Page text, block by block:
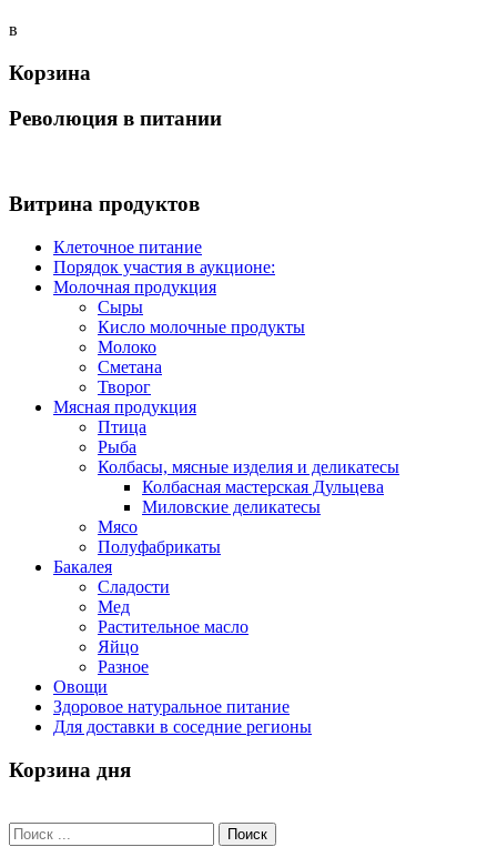
в
Корзина
Революция в питании
Витрина продуктов
Клеточное питание
Порядок участия в аукционе:
Молочная продукция
Сыры
Кисло молочные продукты
Молоко
Сметана
Творог
Мясная продукция
Птица
Рыба
Колбасы, мясные изделия и деликатесы
Колбасная мастерская Дульцева
Миловские деликатесы
Мясо
Полуфабрикаты
Бакалея
Сладости
Мед
Растительное масло
Яйцо
Разное
Овощи
Здоровое натуральное питание
Для доставки в соседние регионы
Корзина дня